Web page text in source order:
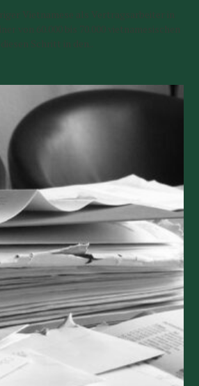
Vietnamese als Vertragsarbeiter in
von 60.000 bis 70.000 vietnamesischen
Schritt in den..